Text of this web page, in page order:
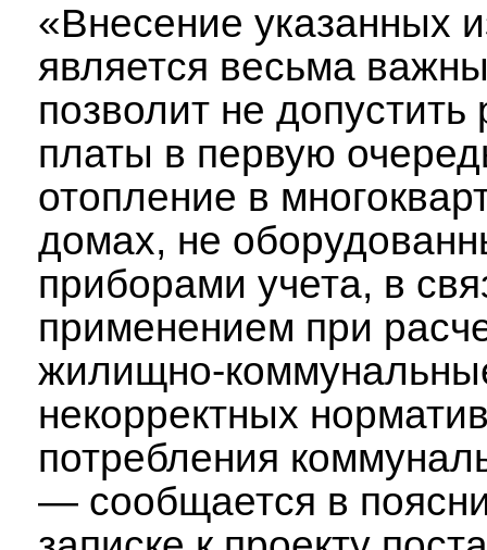
«Внесение указанных
является весьма
позволит не допустить
платы в первую
отопление в
домах, не
приборами учета, в
применением при
жилищно-
некорректных
потребления
— сообщается в